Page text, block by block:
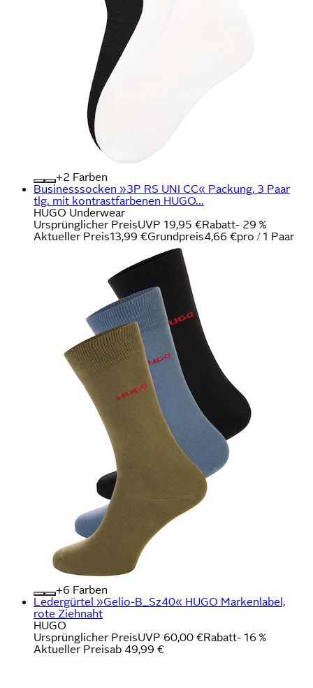
+
Farben
Businesssocken »3P RS UNI CC« Packung, 3 Paar
tlg. mit kontrastfarbenen HUGO...
HUGO Underwear
Ursprünglicher PreisUVP 19,95 €Rabatt- 29 %
Aktueller Preis13,99 €Grundpreis4,66 €pro / 1 Paar
+
Farben
Ledergürtel »Gelio-B_Sz40« HUGO Markenlabel,
rote Ziehnaht
HUGO
Ursprünglicher PreisUVP 60,00 €Rabatt- 16 %
Aktueller Preisab 49,99 €